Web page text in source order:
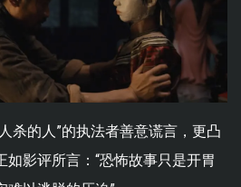
杀的人”的执法者善意谎言，更凸
如影评所言：“恐怖故事只是开胃